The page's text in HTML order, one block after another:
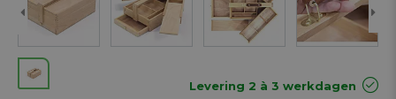
Levering 2 à 3 werkdagen